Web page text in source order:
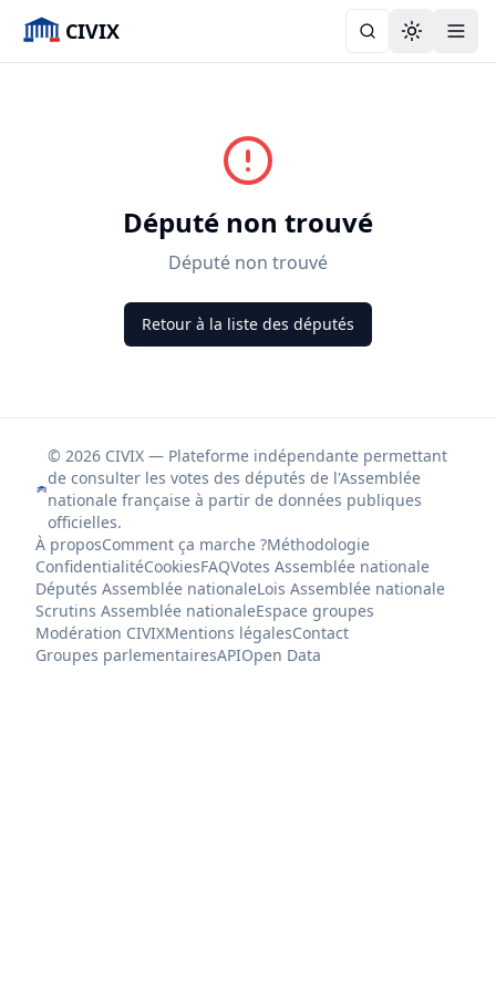
CIVIX Toggle
Député non trouvé
Député non trouvé
Retour à la liste des députés
© 2026 CIVIX — Plateforme indépendante permettant
de consulter les votes des députés de l'Assemblée
nationale française à partir de données publiques
officielles.
À proposComment ça marche ?Méthodologie
ConfidentialitéCookiesFAQVotes Assemblée nationale
Députés Assemblée nationaleLois Assemblée nationale
Scrutins Assemblée nationaleEspace groupes
Modération CIVIXMentions légalesContact
Groupes parlementairesAPIOpen Data